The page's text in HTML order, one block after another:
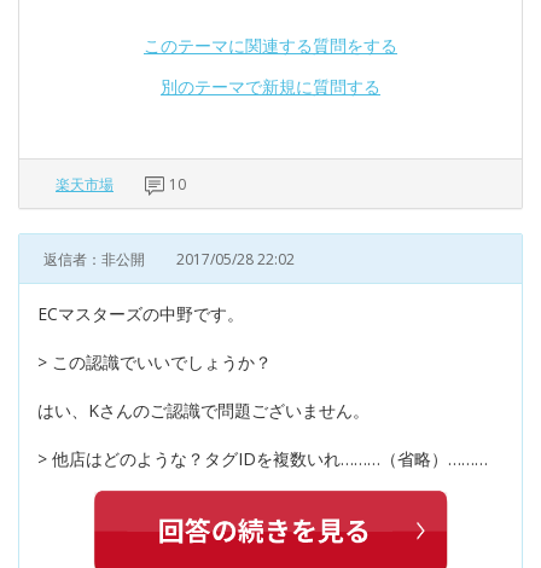
このテーマに関連する質問をする
別のテーマで新規に質問する
楽天市場 10
返信者：非公開 2017/05/28 22:02
ECマスターズの中野です。
> この認識でいいでしょうか？
はい、Kさんのご認識で問題ございません。
> 他店はどのような？タグIDを複数いれ………（省略）………